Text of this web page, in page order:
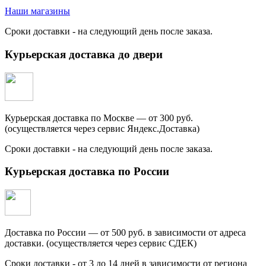
Наши магазины
Сроки доставки - на следующий день после заказа.
Курьерская доставка до двери
Курьерская доставка по Москве — от 300 руб.
(осуществляется через сервис Яндекс.Доставка)
Сроки доставки - на следующий день после заказа.
Курьерская доставка по России
Доставка по России — от 500 руб. в зависимости от адреса
доставки. (осуществляется через сервис СДЕК)
Сроки доставки - от 3 до 14 дней в зависимости от региона